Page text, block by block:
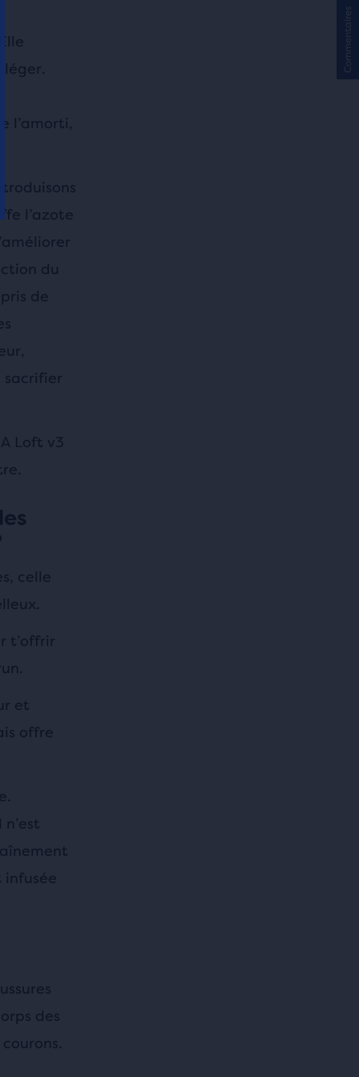
l’amorti,
l’azote
du
de
sacrifier
Loft v3
celle
t’offrir
et
offre
infusée
des
Commentaires